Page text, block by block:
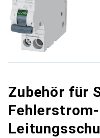
Zubehör für
Fehlerstrom-